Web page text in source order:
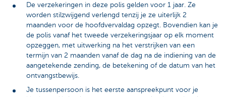
De verzekeringen in deze polis gelden voor 1 jaar. Ze
worden stilzwijgend verlengd tenzij je ze uiterlijk 2
maanden voor de hoofdvervaldag opzegt. Bovendien kan je
de polis vanaf het tweede verzekeringsjaar op elk moment
opzeggen, met uitwerking na het verstrijken van een
termijn van 2 maanden vanaf de dag na de indiening van de
aangetekende zending, de betekening of de datum van het
ontvangstbewijs.
Je tussenpersoon is het eerste aanspreekpunt voor je